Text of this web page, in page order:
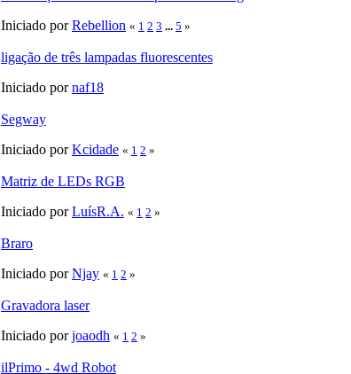
Iniciado porRebellion « 1 2 3 ... 5 »
ligação de três lampadas fluorescentes
Iniciado pornaf18
Segway
Iniciado porKcidade « 1 2 »
Matriz de LEDs RGB
Iniciado porLuísR.A. « 1 2 »
Braro
Iniciado porNjay « 1 2 »
Gravadora laser
Iniciado porjoaodh « 1 2 »
ilPrimo - 4wd Robot